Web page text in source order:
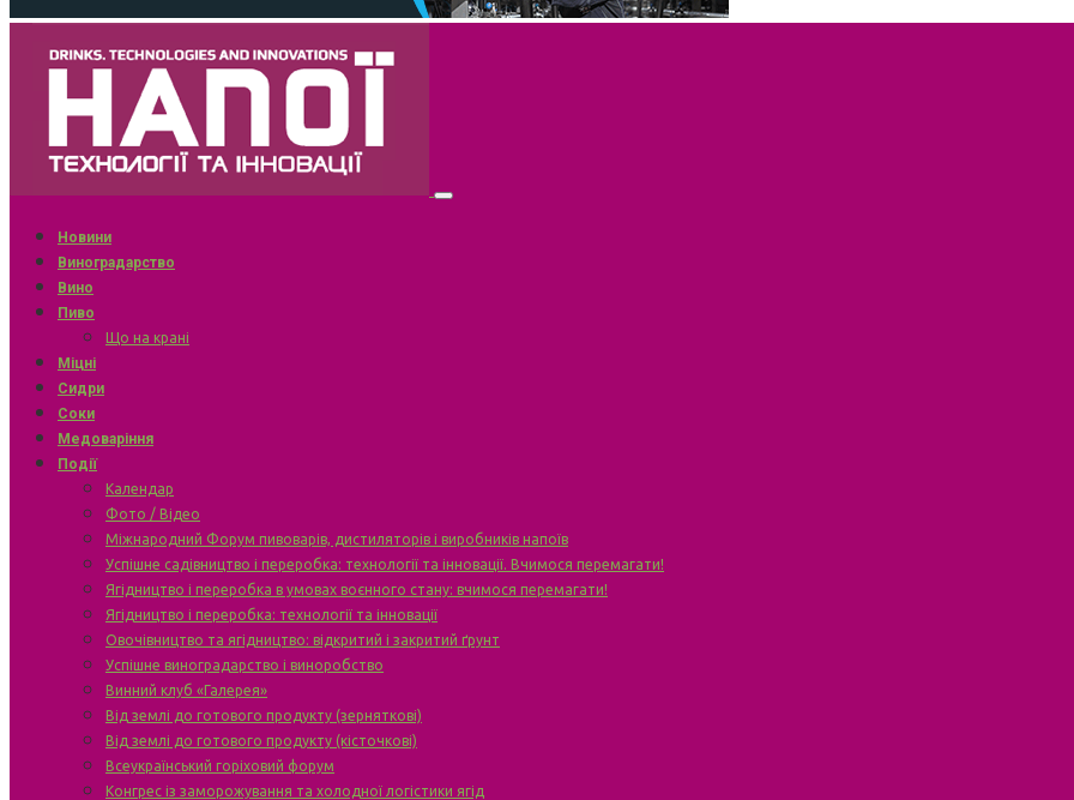
Новини
Виноградарство
Вино
Пиво
Що на крані
Міцні
Сидри
Соки
Медоваріння
Події
Календар
Фото / Відео
Міжнародний Форум пивоварів, дистиляторів і виробників напоїв
Успішне садівництво і переробка: технології та інновації. Вчимося перемагати!
Ягідництво і переробка в умовах воєнного стану: вчимося перемагати!
Ягідництво і переробка: технології та інновації
Овочівництво та ягідництво: відкритий і закритий ґрунт
Успішне виноградарство і виноробство
Винний клуб «Галерея»
Від землі до готового продукту (зерняткові)
Від землі до готового продукту (кісточкові)
Всеукраїнський горіховий форум
Конгрес із заморожування та холодної логістики ягід